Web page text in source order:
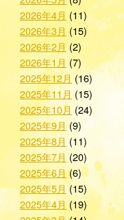
2026年4月 (11)
2026年3月 (15)
2026年2月(2)
2026年1月(7)
2025年12月 (16)
2025年11月(15)
2025年10月 (24)
2025年9月 (9)
2025年8月 (11)
2025年7月 (20)
2025年6月(6)
2025年5月(15)
2025年4月(19)